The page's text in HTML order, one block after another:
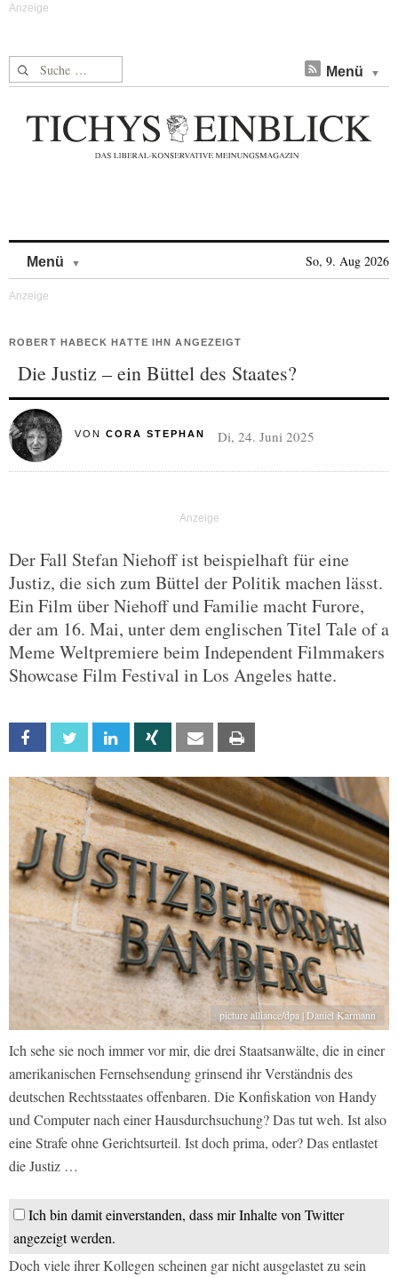
Suche nach: Menü
Menü So, 9. Aug 2026
ROBERT HABECK HATTE IHN ANGEZEIGT
Die Justiz – ein Büttel des Staates?
VON CORA STEPHAN Di, 24. Juni 2025
Der Fall Stefan Niehoff ist beispielhaft für eine
Justiz, die sich zum Büttel der Politik machen lässt.
Ein Film über Niehoff und Familie macht Furore,
der am 16. Mai, unter dem englischen Titel Tale of a
Meme Weltpremiere beim Independent Filmmakers
Showcase Film Festival in Los Angeles hatte.
Facebook Twitter Linkedin Xing Email
picture alliance/dpa | Daniel Karmann
Ich sehe sie noch immer vor mir, die drei Staatsanwälte, die in einer
amerikanischen Fernsehsendung grinsend ihr Verständnis des
deutschen Rechtsstaates offenbaren. Die Konfiskation von Handy
und Computer nach einer Hausdurchsuchung? Das tut weh. Ist also
eine Strafe ohne Gerichtsurteil. Ist doch prima, oder? Das entlastet
die Justiz …
Ich bin damit einverstanden, dass mir Inhalte von Twitter
angezeigt werden.
Doch viele ihrer Kollegen scheinen gar nicht ausgelastet zu sein